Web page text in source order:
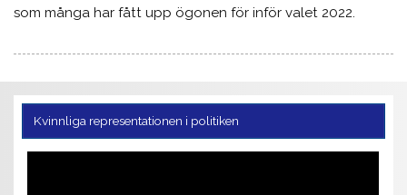
som många har fått upp ögonen för inför valet 2022.
Kvinnliga representationen i politiken